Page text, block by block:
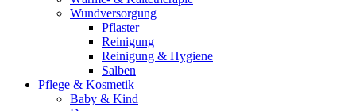
Wundversorgung
Pflaster
Reinigung
Reinigung & Hygiene
Salben
Pflege & Kosmetik
Baby & Kind